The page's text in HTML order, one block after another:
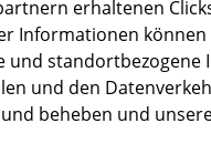
erhaltenen
Informationen
und standortbezogene
und den
beheben und